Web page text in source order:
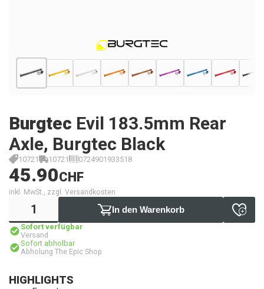
Burgtec Evil 183.5mm Rear
Axle, Burgtec Black
10721 10721 0724901933518
45.90CHF
inkl. MwSt., zzgl. Versandkosten
In den Warenkorb
Sofort verfügbar
Versand
Sofort abholbar
Abholung The Epic Shop
HIGHLIGHTS